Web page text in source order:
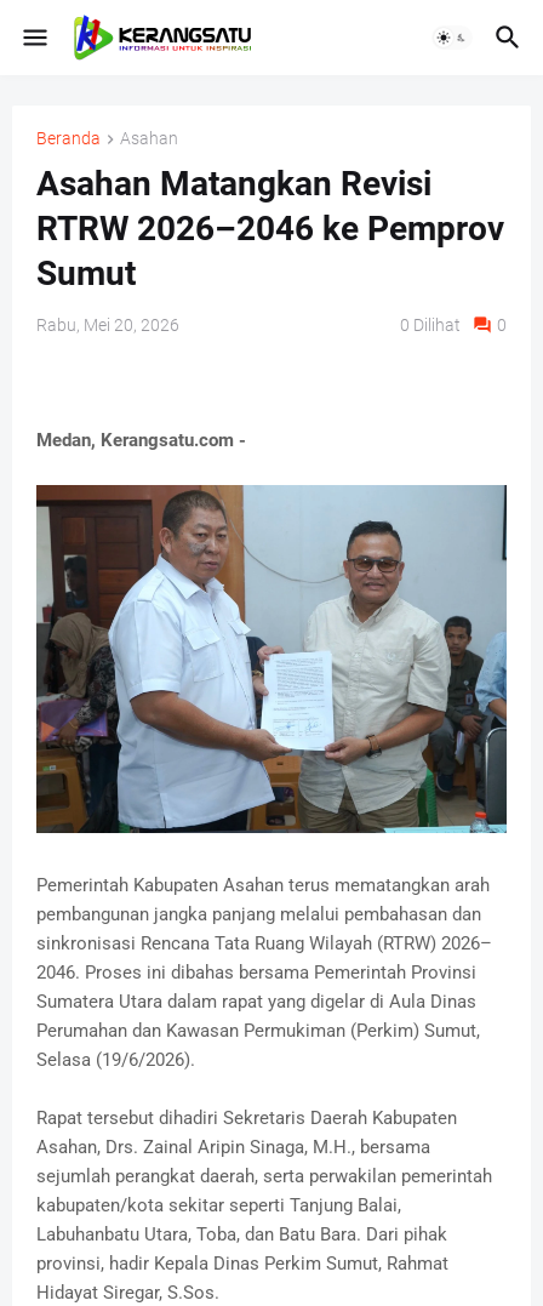
Beranda Asahan
Asahan Matangkan Revisi
RTRW 2026–2046 ke Pemprov
Sumut
Rabu, Mei 20, 2026 0 Dilihat 0
Medan, Kerangsatu.com -
Pemerintah Kabupaten Asahan terus mematangkan arah
pembangunan jangka panjang melalui pembahasan dan
sinkronisasi Rencana Tata Ruang Wilayah (RTRW) 2026–
2046. Proses ini dibahas bersama Pemerintah Provinsi
Sumatera Utara dalam rapat yang digelar di Aula Dinas
Perumahan dan Kawasan Permukiman (Perkim) Sumut,
Selasa (19/6/2026).
Rapat tersebut dihadiri Sekretaris Daerah Kabupaten
Asahan, Drs. Zainal Aripin Sinaga, M.H., bersama
sejumlah perangkat daerah, serta perwakilan pemerintah
kabupaten/kota sekitar seperti Tanjung Balai,
Labuhanbatu Utara, Toba, dan Batu Bara. Dari pihak
provinsi, hadir Kepala Dinas Perkim Sumut, Rahmat
Hidayat Siregar, S.Sos.